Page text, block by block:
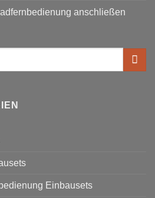
anschließen
Einbausets